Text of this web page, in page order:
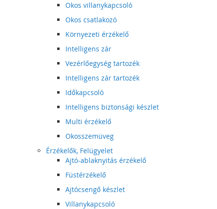
Okos villanykapcsoló
Okos csatlakozó
Környezeti érzékelő
Intelligens zár
Vezérlőegység tartozék
Intelligens zár tartozék
Időkapcsoló
Intelligens biztonsági készlet
Multi érzékelő
Okosszemüveg
Érzékelők, Felügyelet
Ajtó-ablaknyitás érzékelő
Füstérzékelő
Ajtócsengő készlet
Villanykapcsoló